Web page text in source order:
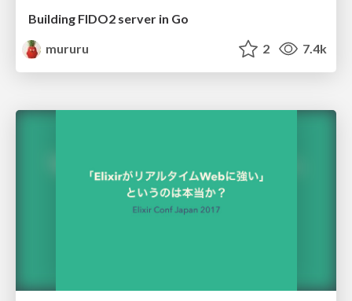
Building FIDO2 server in Go
mururu
2 7.4k